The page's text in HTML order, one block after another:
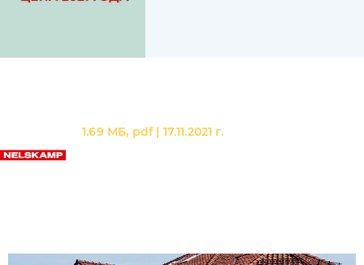
1.69 МБ, pdf | 17.11.2021 г.